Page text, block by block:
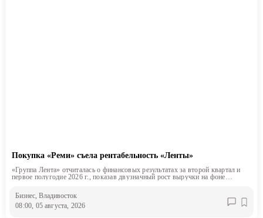
Покупка «Реми» съела рентабельность «Ленты»
«Группа Лента» отчиталась о финансовых результатах за второй квартал и
первое полугодие 2026 г., показав двузначный рост выручки на фоне
Бизнес , Владивосток
08:00, 05 августа, 2026